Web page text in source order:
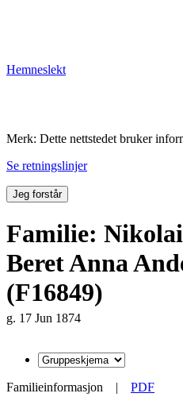
Hemneslekt
Merk: Dette nettstedet bruker
Se retningslinjer
Jeg forstår
Familie:
Beret Anna
(F16849)
g. 17 Jun 1874
Familieinformasjon | PDF